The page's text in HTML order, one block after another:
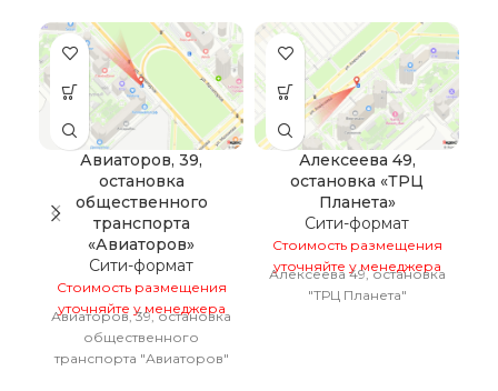
Авиаторов, 39,
остановка
общественного
транспорта
«Авиаторов»
Сити-формат
Стоимость размещения
уточняйте у менеджера
Авиаторов, 39, остановка
общественного
транспорта "Авиаторов"
Алексеева 49,
остановка «ТРЦ
Планета»
Сити-формат
Стоимость размещения
уточняйте у менеджера
Алексеева 49, остановка
"ТРЦ Планета"